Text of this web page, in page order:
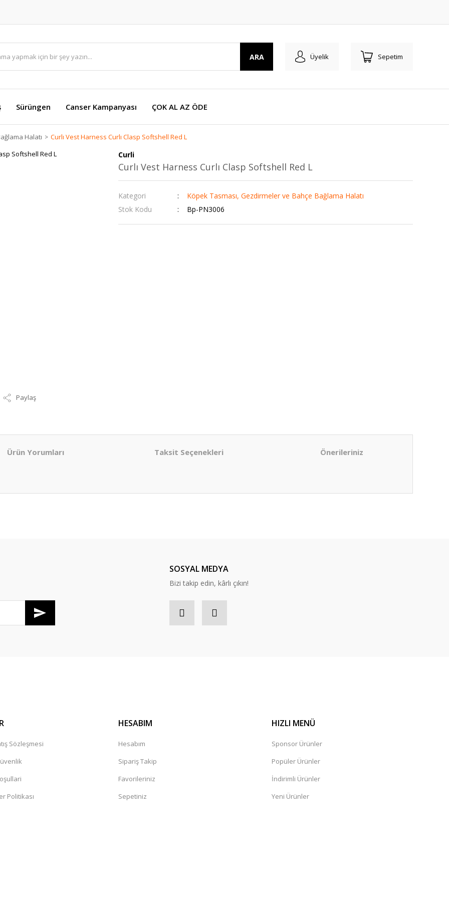
ARA Üyelik Sepetim
Sürüngen Canser Kampanyası ÇOK AL AZ ÖDE
Halatı Curlı Vest Harness Curlı Clasp Softshell Red L
Paylaş
Curli
Curlı Vest Harness Curlı Clasp Softshell Red L
Kategori
Köpek Tasması, Gezdirmeler ve Bahçe Bağlama Halatı
Stok Kodu
Bp-PN3006
Ürün Yorumları Taksit Seçenekleri Önerileriniz
SOSYAL MEDYA
Bizi takip edin, kârlı çıkın!
Sözleşmesi
Politikası
HESABIM
Hesabım
Sipariş Takip
Favorileriniz
Sepetiniz
HIZLI MENÜ
Sponsor Ürünler
Popüler Ürünler
İndirimli Ürünler
Yeni Ürünler